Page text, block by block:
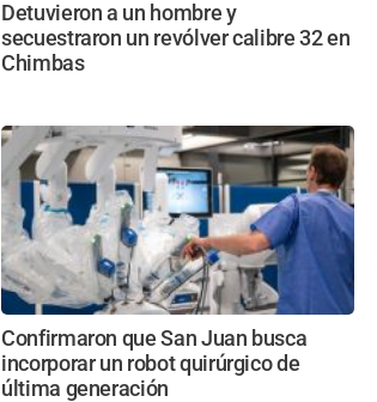
Detuvieron a un hombre y
secuestraron un revólver calibre 32 en
Chimbas
Confirmaron que San Juan busca
incorporar un robot quirúrgico de
última generación